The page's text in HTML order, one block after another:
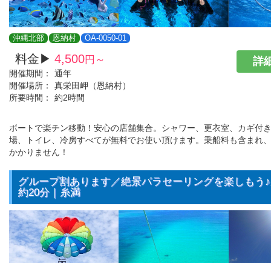
沖縄北部 恩納村 OA-0050-01
料金▶ 4,500円～
開催期間：
通年
開催場所：
真栄田岬（恩納村）
所要時間：
約2時間
詳
ボートで楽チン移動！安心の店舗集合。シャワー、更衣室、カギ付
場、トイレ、冷房すべてが無料でお使い頂けます。乗船料も含まれ
かかりません！
グループ割あります／絶景パラセーリングを楽しもう
約20分｜糸満